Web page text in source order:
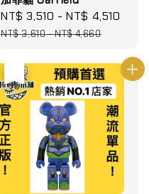
Sale
price
NT$ 3,510 -NT$ 4,510
NT$ 3,610-NT$ 4,660